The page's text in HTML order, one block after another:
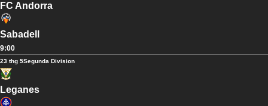
FC Andorra
Sabadell
9:00
23 thg 5Segunda Division
Leganes